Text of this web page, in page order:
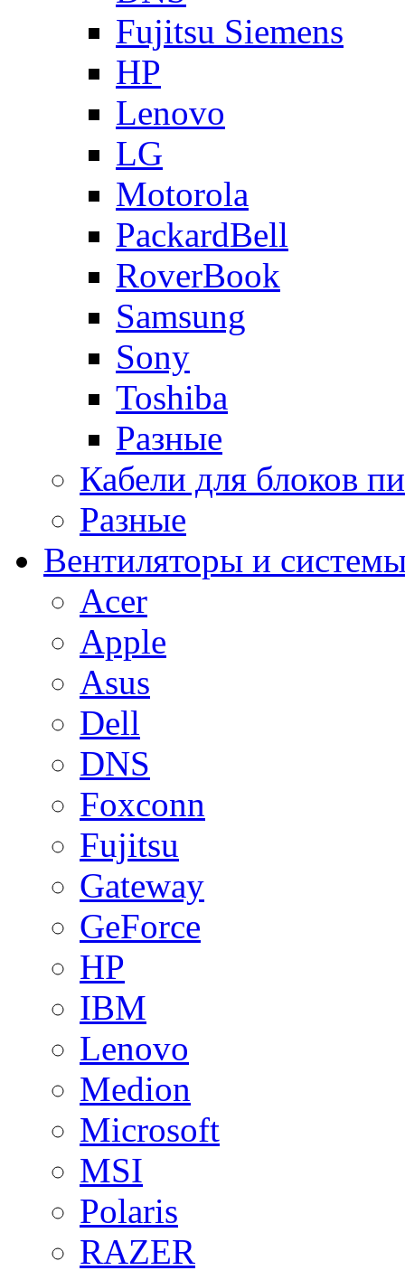
Fujitsu Siemens
HP
Lenovo
LG
Motorola
PackardBell
RoverBook
Samsung
Sony
Toshiba
Разные
Кабели для блоков
Разные
Вентиляторы и
Acer
Apple
Asus
Dell
DNS
Foxconn
Fujitsu
Gateway
GeForce
HP
IBM
Lenovo
Medion
Microsoft
MSI
Polaris
RAZER